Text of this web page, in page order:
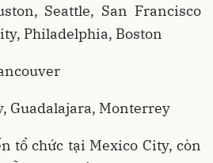
Seattle, San Francisco
Philadelphia, Boston
Guadalajara, Monterrey
tổ chức tại Mexico City, còn